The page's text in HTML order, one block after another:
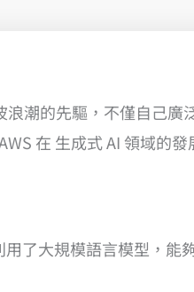
潮的先驅，不僅自己廣
在 生成式 AI 領域的
了大規模語言模型，能